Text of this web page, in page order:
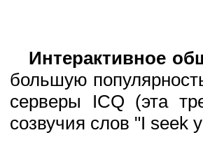
Интерактивное
большую
серверы ICQ (эта
созвучия слов "I seek